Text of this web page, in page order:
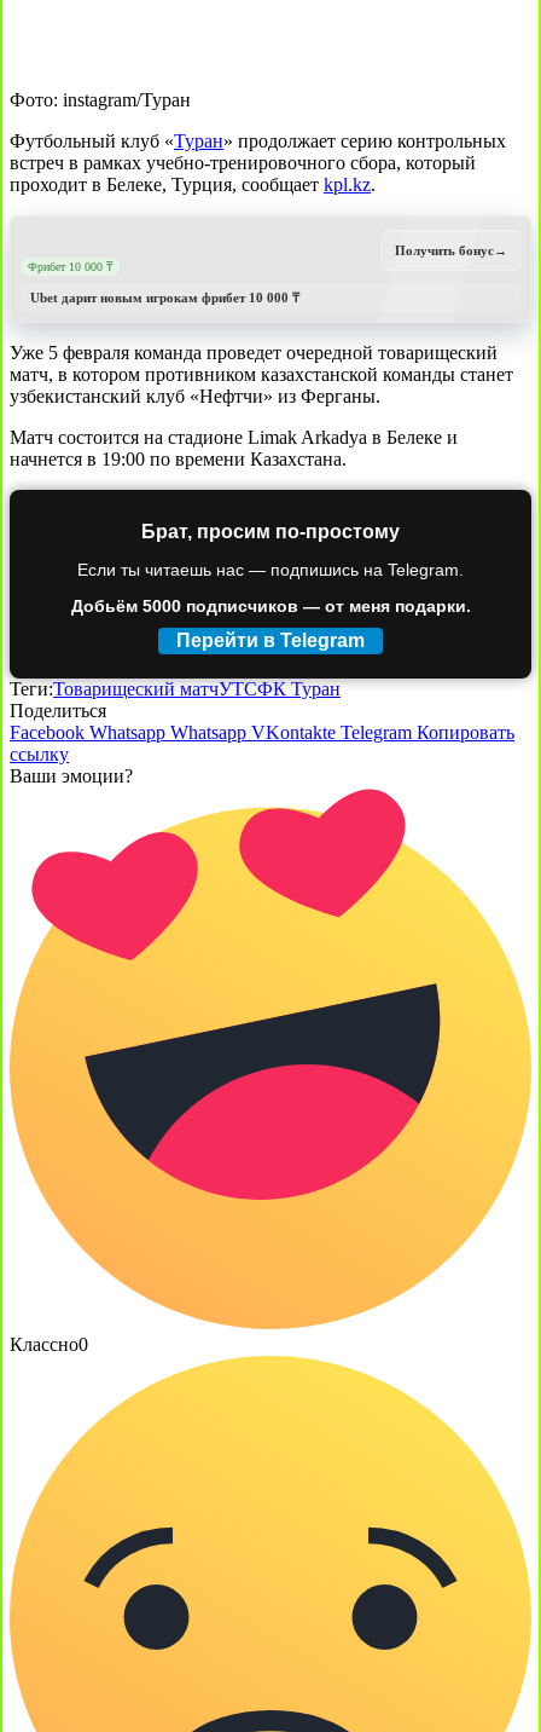
Фото: instagram/Туран
Футбольный клуб «Туран» продолжает серию контрольных
встреч в рамках учебно-тренировочного сбора, который
проходит в Белеке, Турция, сообщает kpl.kz.
Фрибет 10 000 ₸
Ubet дарит новым игрокам фрибет 10 000 ₸
Получить бонус→
Уже 5 февраля команда проведет очередной товарищеский
матч, в котором противником казахстанской команды станет
узбекистанский клуб «Нефтчи» из Ферганы.
Матч состоится на стадионе Limak Arkadya в Белеке и
начнется в 19:00 по времени Казахстана.
Брат, просим по-простому
Если ты читаешь нас — подпишись на Telegram.
Добьём 5000 подписчиков — от меня подарки.
Перейти в Telegram
Теги:Товарищеский матчУТСФК Туран
Поделиться
Facebook Whatsapp Whatsapp VKontakte Telegram Копировать
ссылку
Ваши эмоции?
Классно0